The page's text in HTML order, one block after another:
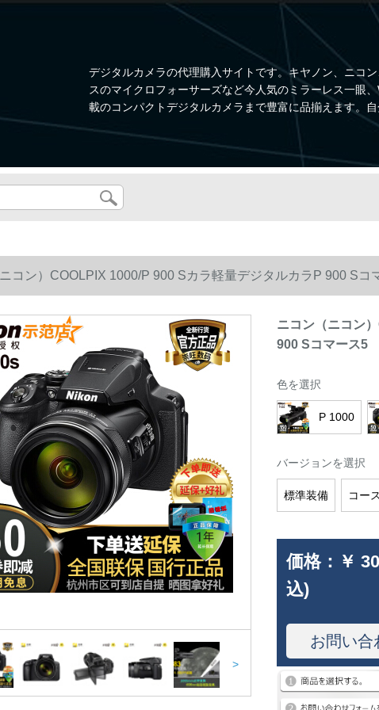
デジタルカメラの代理購入サイトです。キヤノン、ニコ
スのマイクロフォーサーズなど今人気のミラーレス一眼
載のコンパクトデジタルカメラまで豊富に品揃えます。自
コン）COOLPIX 1000/P 900 Sカラ軽量デジタルカラP 900 Sコ
>
ニコン（ニコン
900 Sコマース5
色を選択
P 1000
バージョンを選択
標準装備 コー
価格： ￥
込)
お問い合